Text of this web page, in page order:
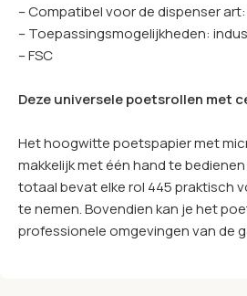
– Compatibel voor de dispenser art:
– Toepassingsmogelijkheden:
– FSC
Deze universele poetsrollen met
Het hoogwitte poetspapier met
makkelijk met één hand te
totaal bevat elke rol 445 praktisch
te nemen. Bovendien kan je het
professionele omgevingen van de